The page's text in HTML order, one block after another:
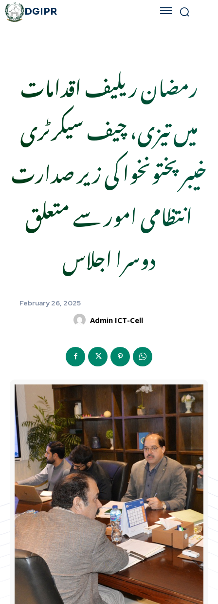
DGIPR
رمضان ریلیف اقدامات
میں تیزی، چیف سیکرٹری
خیبرپختونخوا کی زیر صدارت
انتظامی امور سے متعلق
دوسرا اجلاس
February 26, 2025
Admin ICT-Cell